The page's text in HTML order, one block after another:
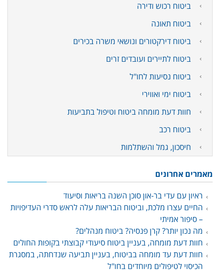
ביטוח רכוש ודירה
ביטוח תאונה
ביטוח דירקטורים ונושאי משרה בכירים
ביטוח לתיירים ועובדים זרים
ביטוח נסיעות לחו"ל
ביטוח ימי ואווירי
חוות דעת מומחה ביטוח וטיפול בתביעות
ביטוח רכב
חיסכון, גמל והשתלמות
מאמרים אחרונים
ראיון עם עדי בר-און סוכן השנה בריאות וסיעוד
החיים עצרו מלכת, וביטוח הבריאות עלה לראש סדרי העדיפויות
– סיפור אמיתי
מה נכון יותר? קרן פנסיה? ביטוח מנהלים?
חוות דעת מומחה, בעניין ביטוח סיעודי קבוצתי בקופות החולים
חוות דעת עד מומחה בביטוח, בעניין תביעה שנדחתה, במסגרת
הכיסוי לטיפולים מיוחדים בחו"ל